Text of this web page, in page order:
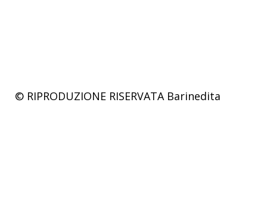
© RIPRODUZIONE RISERVATA Barinedita